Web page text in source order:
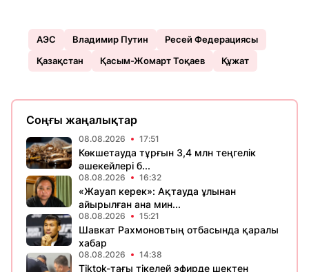
АЭС Владимир Путин
Ресей Федерациясы
Қазақстан
Қасым-Жомарт Тоқаев Құжат
Соңғы жаңалықтар
08.08.2026 17:51
Көкшетауда тұрғын 3,4 млн теңгелік
әшекейлері б...
08.08.2026 16:32
«Жауап керек»: Ақтауда ұлынан
айырылған ана мин...
08.08.2026 15:21
Шавкат Рахмоновтың отбасында қаралы
хабар
08.08.2026 14:38
Tiktok-тағы тікелей эфирде шектен